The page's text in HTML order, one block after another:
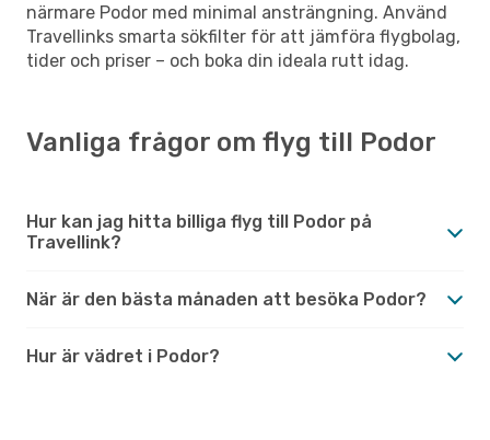
närmare Podor med minimal ansträngning. Använd
Travellinks smarta sökfilter för att jämföra flygbolag,
tider och priser – och boka din ideala rutt idag.
Vanliga frågor om flyg till Podor
Hur kan jag hitta billiga flyg till Podor på
Travellink?
När är den bästa månaden att besöka Podor?
Hur är vädret i Podor?